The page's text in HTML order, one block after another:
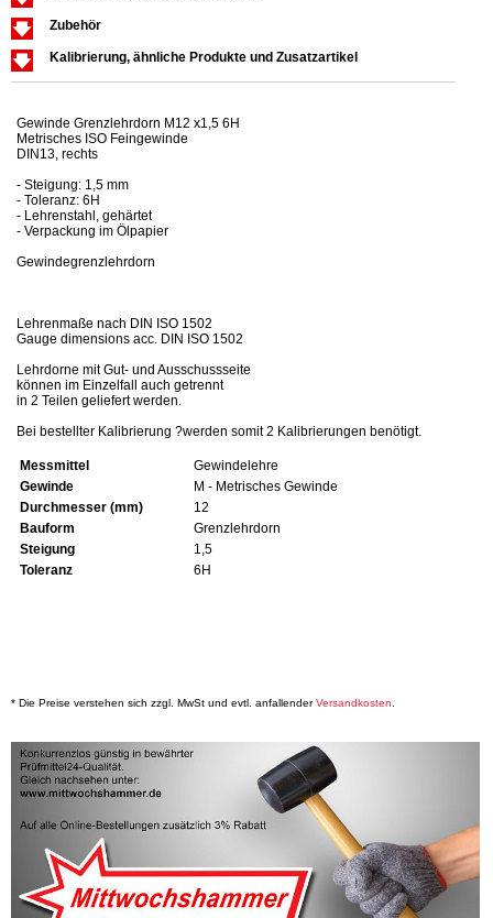
Zubehör
Kalibrierung, ähnliche Produkte und Zusatzartikel
Gewinde Grenzlehrdorn M12 x1,5 6H
Metrisches ISO Feingewinde
DIN13, rechts
- Steigung: 1,5 mm
- Toleranz: 6H
- Lehrenstahl, gehärtet
- Verpackung im Ölpapier
Gewindegrenzlehrdorn
Lehrenmaße nach DIN ISO 1502
Gauge dimensions acc. DIN ISO 1502
Lehrdorne mit Gut- und Ausschussseite
können im Einzelfall auch getrennt
in 2 Teilen geliefert werden.
Bei bestellter Kalibrierung ?werden somit 2 Kalibrierungen benötigt.
Messmittel
Gewindelehre
Gewinde
M - Metrisches Gewinde
Durchmesser (mm)
12
Bauform
Grenzlehrdorn
Steigung
1,5
Toleranz
6H
* Die Preise verstehen sich zzgl. MwSt und evtl. anfallenderVersandkosten